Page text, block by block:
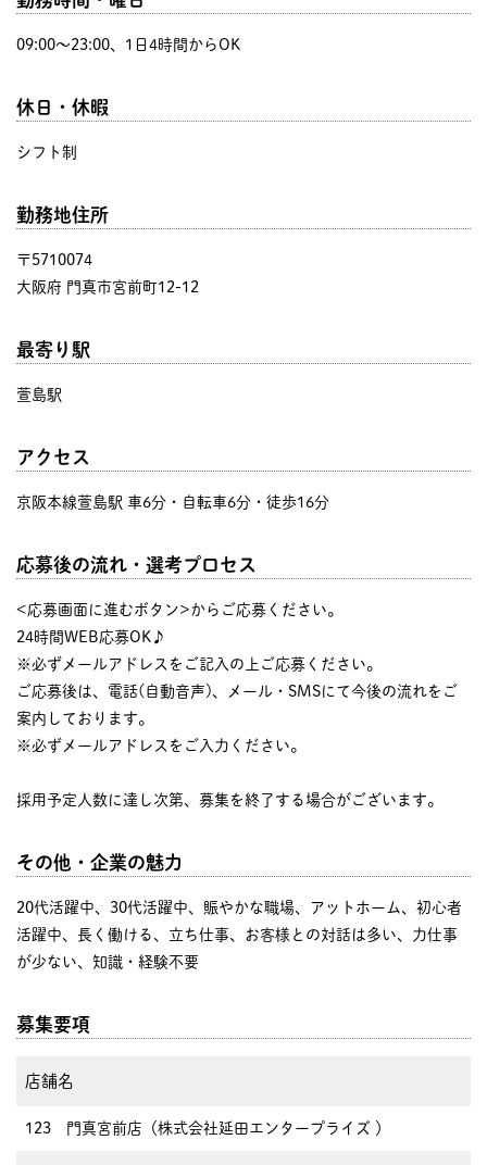
09:00〜23:00、1日4時間からOK
休日・休暇
シフト制
勤務地住所
〒5710074
大阪府 門真市宮前町12-12
最寄り駅
萱島駅
アクセス
京阪本線萱島駅 車6分・自転車6分・徒歩16分
応募後の流れ・選考プロセス
<応募画面に進むボタン>からご応募ください。
24時間WEB応募OK♪
※必ずメールアドレスをご記入の上ご応募ください。
ご応募後は、電話(自動音声)、メール・SMSにて今後の流れをご
案内しております。
※必ずメールアドレスをご入力ください。
採用予定人数に達し次第、募集を終了する場合がございます。
その他・企業の魅力
20代活躍中、30代活躍中、賑やかな職場、アットホーム、初心者
活躍中、長く働ける、立ち仕事、お客様との対話は多い、力仕事
が少ない、知識・経験不要
募集要項
店舗名
123 門真宮前店（株式会社延田エンタープライズ ）